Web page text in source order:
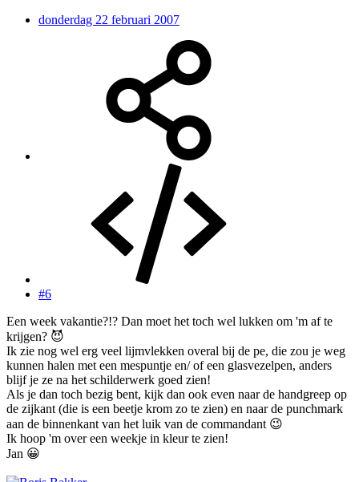
donderdag 22 februari 2007
#6
Een week vakantie?!? Dan moet het toch wel lukken om 'm af te
krijgen? 😈
Ik zie nog wel erg veel lijmvlekken overal bij de pe, die zou je weg
kunnen halen met een mespuntje en/ of een glasvezelpen, anders
blijf je ze na het schilderwerk goed zien!
Als je dan toch bezig bent, kijk dan ook even naar de handgreep op
de zijkant (die is een beetje krom zo te zien) en naar de punchmark
aan de binnenkant van het luik van de commandant 😉
Ik hoop 'm over een weekje in kleur te zien!
Jan 😀